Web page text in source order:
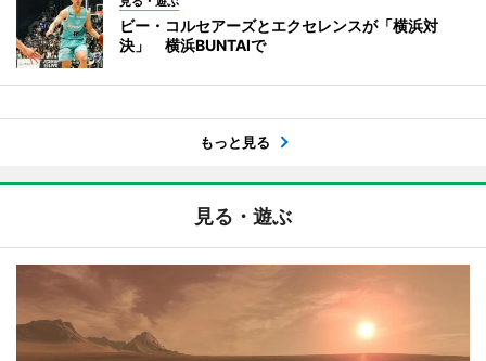
ビー・コルセアーズとエクセレンスが「横浜対
決」 横浜BUNTAIで
もっと見る
見る・遊ぶ